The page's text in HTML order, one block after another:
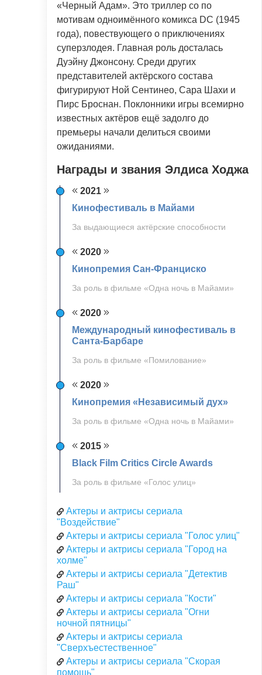
«Черный Адам». Это триллер со по
мотивам одноимённого комикса DC (1945
года), повествующего о приключениях
суперзлодея. Главная роль досталась
Дуэйну Джонсону. Среди других
представителей актёрского состава
фигурируют Ной Сентинео, Сара Шахи и
Пирс Броснан. Поклонники игры всемирно
известных актёров ещё задолго до
премьеры начали делиться своими
ожиданиями.
Награды и звания Элдиса Ходжа
2021
Кинофестиваль в Майами
За выдающиеся актёрские способности
2020
Кинопремия Сан-Франциско
За роль в фильме «Одна ночь в Майами»
2020
Международный кинофестиваль в
Санта-Барбаре
За роль в фильме «Помилование»
2020
Кинопремия «Независимый дух»
За роль в фильме «Одна ночь в Майами»
2015
Black Film Critics Circle Awards
За роль в фильме «Голос улиц»
Актеры и актрисы сериала
"Воздействие"
Актеры и актрисы сериала "Голос улиц"
Актеры и актрисы сериала "Город на
холме"
Актеры и актрисы сериала "Детектив
Раш"
Актеры и актрисы сериала "Кости"
Актеры и актрисы сериала "Огни
ночной пятницы"
Актеры и актрисы сериала
"Сверхъестественное"
Актеры и актрисы сериала "Скорая
помощь"